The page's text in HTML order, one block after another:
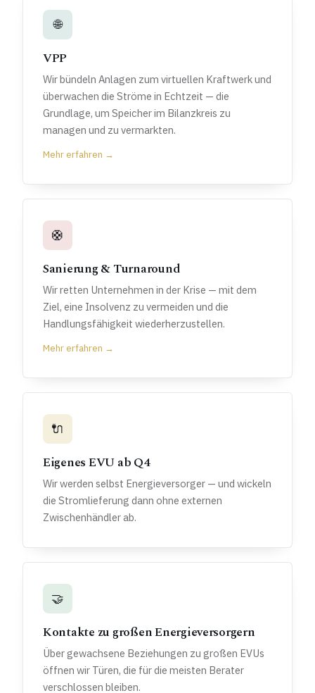
🌐
VPP
Wir bündeln Anlagen zum virtuellen Kraftwerk und
überwachen die Ströme in Echtzeit — die
Grundlage, um Speicher im Bilanzkreis zu
managen und zu vermarkten.
Mehr erfahren →
🛟
Sanierung & Turnaround
Wir retten Unternehmen in der Krise — mit dem
Ziel, eine Insolvenz zu vermeiden und die
Handlungsfähigkeit wiederherzustellen.
Mehr erfahren →
🔌
Eigenes EVU ab Q4
Wir werden selbst Energieversorger — und wickeln
die Stromlieferung dann ohne externen
Zwischenhändler ab.
🤝
Kontakte zu großen Energieversorgern
Über gewachsene Beziehungen zu großen EVUs
öffnen wir Türen, die für die meisten Berater
verschlossen bleiben.